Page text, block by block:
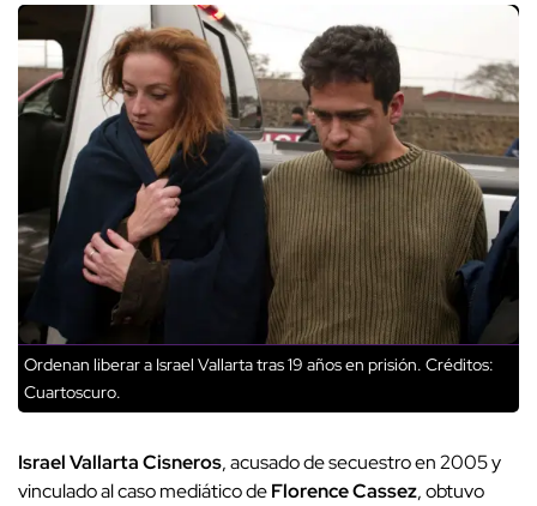
Ordenan liberar a Israel Vallarta tras 19 años en prisión. Créditos:
Cuartoscuro.
Israel Vallarta Cisneros, acusado de secuestro en 2005 y
vinculado al caso mediático deFlorence Cassez, obtuvo